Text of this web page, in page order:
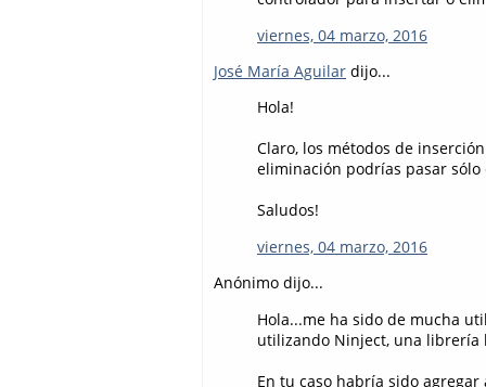
viernes, 04 marzo, 2016
José María Aguilar dijo...
Hola!
Claro, los métodos de
eliminación podrías pasar sólo
Saludos!
viernes, 04 marzo, 2016
Anónimo dijo...
Hola...me ha sido de mucha
utilizando Ninject, una librería
En tu caso habría sido